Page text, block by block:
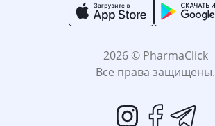
2026 © PharmaClick
Все права защищены.